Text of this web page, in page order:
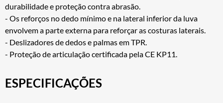
durabilidade e proteção contra abrasão.
- Os reforços no dedo mínimo e na lateral inferior da luva
envolvem a parte externa para reforçar as costuras laterais.
- Deslizadores de dedos e palmas em TPR.
- Proteção de articulação certificada pela CE KP11.
ESPECIFICAÇÕES